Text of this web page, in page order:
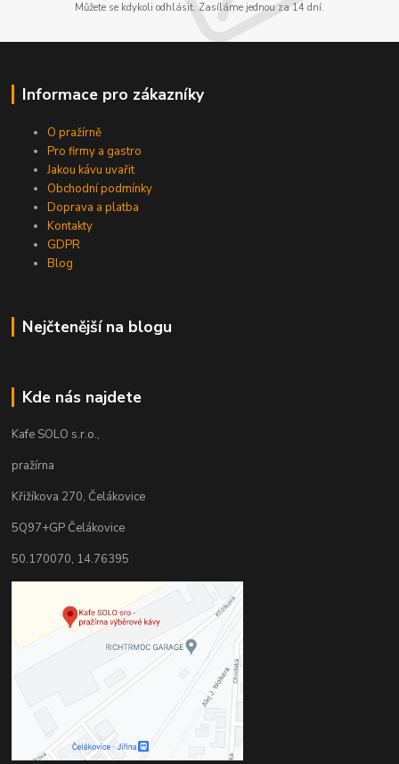
Můžete se kdykoli odhlásit. Zasíláme jednou za 14 dní.
Informace pro zákazníky
O pražírně
Pro firmy a gastro
Jakou kávu uvařit
Obchodní podmínky
Doprava a platba
Kontakty
GDPR
Blog
Nejčtenější na blogu
Kde nás najdete
Kafe SOLO s.r.o.,
pražírna
Křižíkova 270, Čelákovice
5Q97+GP Čelákovice
50.170070, 14.76395